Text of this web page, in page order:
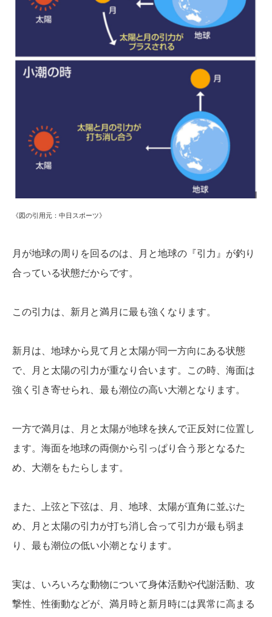
《図の引用元：中日スポーツ》
月が地球の周りを回るのは、月と地球の『引力』が釣り
合っている状態だからです。
この引力は、新月と満月に最も強くなります。
新月は、地球から見て月と太陽が同一方向にある状態
で、月と太陽の引力が重なり合います。この時、海面は
強く引き寄せられ、最も潮位の高い大潮となります。
一方で満月は、月と太陽が地球を挟んで正反対に位置し
ます。海面を地球の両側から引っぱり合う形となるた
め、大潮をもたらします。
また、上弦と下弦は、月、地球、太陽が直角に並ぶた
め、月と太陽の引力が打ち消し合って引力が最も弱ま
り、最も潮位の低い小潮となります。
実は、いろいろな動物について身体活動や代謝活動、攻
撃性、性衝動などが、満月時と新月時には異常に高まる